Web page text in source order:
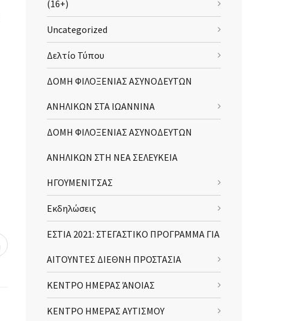
(16+)
Uncategorized
Δελτίο Τύπου
ΔΟΜΗ ΦΙΛΟΞΕΝΙΑΣ ΑΣΥΝΟΔΕΥΤΩΝ
ΑΝΗΛΙΚΩΝ ΣΤΑ ΙΩΑΝΝΙΝΑ
ΔΟΜΗ ΦΙΛΟΞΕΝΙΑΣ ΑΣΥΝΟΔΕΥΤΩΝ
ΑΝΗΛΙΚΩΝ ΣΤΗ ΝΕΑ ΣΕΛΕΥΚΕΙΑ
ΗΓΟΥΜΕΝΙΤΣΑΣ
Εκδηλώσεις
ΕΣΤΙΑ 2021: ΣΤΕΓΑΣΤΙΚΟ ΠΡΟΓΡΑΜΜΑ ΓΙΑ
ΑΙΤΟΥΝΤΕΣ ΔΙΕΘΝΗ ΠΡΟΣΤΑΣΙΑ
ΚΕΝΤΡΟ ΗΜΕΡΑΣ ΆΝΟΙΑΣ
ΚΕΝΤΡΟ ΗΜΕΡΑΣ ΑΥΤΙΣΜΟΥ